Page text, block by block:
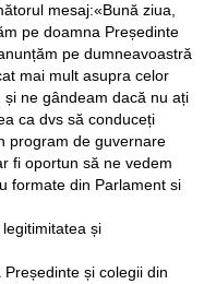
mesaj:«Bună ziua,
pe doamna Președinte
pe dumneavoastră
mai mult asupra celor
și ne gândeam dacă nu ați
ca dvs să conduceți
program de guvernare
fi oportun să ne vedem
formate din Parlament si
și
și colegii din